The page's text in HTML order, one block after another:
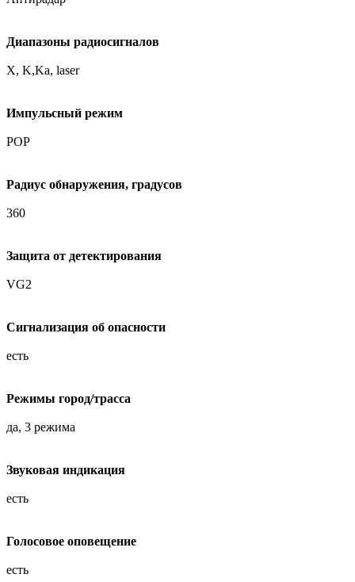
Диапазоны радиосигналов
X, K,Ka, laser
Импульсный режим
POP
Радиус обнаружения, градусов
360
Защита от детектирования
VG2
Сигнализация об опасности
есть
Режимы город/трасса
да, 3 режима
Звуковая индикация
есть
Голосовое оповещение
есть